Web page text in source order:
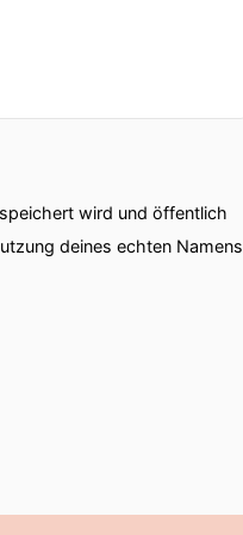
wird und öffentlich
deines echten Namens